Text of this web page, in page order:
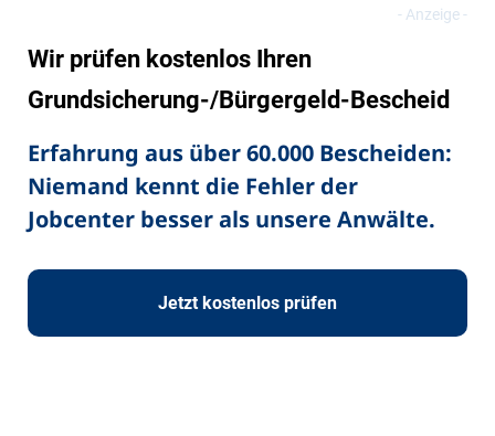
Wir prüfen kostenlos Ihren
Grundsicherung-/Bürgergeld-Bescheid
Erfahrung aus über 60.000 Bescheiden:
Niemand kennt die Fehler der
Jobcenter besser als unsere Anwälte.
Jetzt kostenlos prüfen